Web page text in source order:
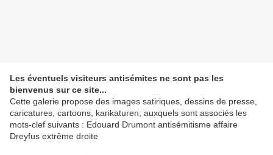
Les éventuels visiteurs antisémites ne sont pas les
bienvenus sur ce site...
Cette galerie propose des images satiriques, dessins de presse,
caricatures, cartoons, karikaturen, auxquels sont associés les
mots-clef suivants : Edouard Drumont antisémitisme affaire
Dreyfus extrême droite